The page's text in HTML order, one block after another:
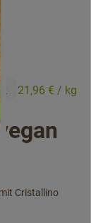
Cristallino
21,96 € / kg